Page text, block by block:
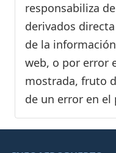
responsabiliza
derivados
de la
web, o por error
mostrada, fruto
de un error en